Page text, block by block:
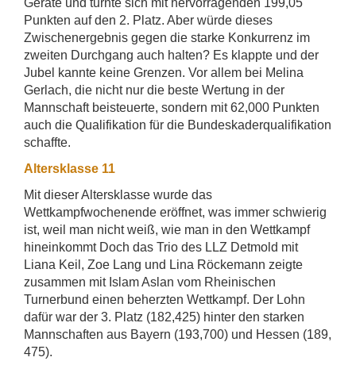
Punkten auf den 2. Platz. Aber würde dieses
Zwischenergebnis gegen die starke Konkurrenz im
zweiten Durchgang auch halten? Es klappte und der
Jubel kannte keine Grenzen. Vor allem bei Melina
Gerlach, die nicht nur die beste Wertung in der
Mannschaft beisteuerte, sondern mit 62,000 Punkten
auch die Qualifikation für die Bundeskaderqualifikation
schaffte.
Altersklasse 11
Mit dieser Altersklasse wurde das
Wettkampfwochenende eröffnet, was immer schwierig
ist, weil man nicht weiß, wie man in den Wettkampf
hineinkommt Doch das Trio des LLZ Detmold mit
Liana Keil, Zoe Lang und Lina Röckemann zeigte
zusammen mit Islam Aslan vom Rheinischen
Turnerbund einen beherzten Wettkampf. Der Lohn
dafür war der 3. Platz (182,425) hinter den starken
Mannschaften aus Bayern (193,700) und Hessen (189,
475).